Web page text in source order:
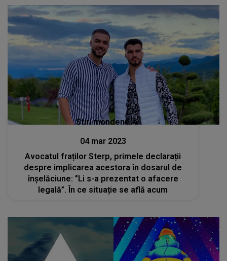
Stiri mondene
04 mar 2023
Avocatul fraților Sterp, primele declarații
despre implicarea acestora în dosarul de
înșelăciune: ”Li s-a prezentat o afacere
legală”. În ce situație se află acum